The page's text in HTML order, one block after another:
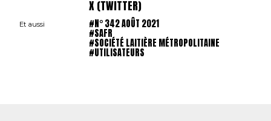
X (TWITTER)
Et aussi #N° 342 AOÛT 2021
#SAFR
#SOCIÉTÉ LAITIÈRE MÉTROPOLITAINE
#UTILISATEURS